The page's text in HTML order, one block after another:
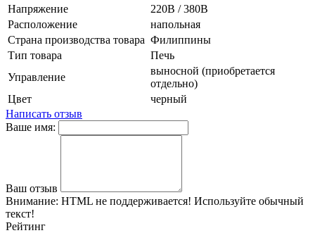
Напряжение
220В / 380В
Расположение
напольная
Страна производства товара Филиппины
Тип товара
Печь
Управление
выносной (приобретается
отдельно)
Цвет
черный
Написать отзыв
Ваше имя:
Ваш отзыв
Внимание: HTML не поддерживается! Используйте обычный
текст!
Рейтинг